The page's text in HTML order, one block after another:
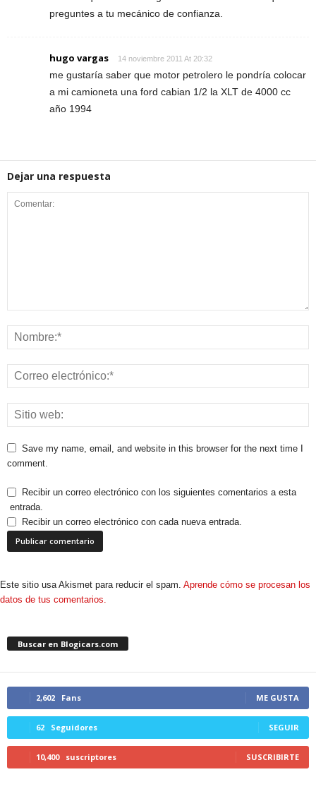
preguntes a tu mecánico de confianza.
hugo vargas 14 noviembre 2011 At 20:32
me gustaría saber que motor petrolero le pondría colocar
a mi camioneta una ford cabian 1/2 la XLT de 4000 cc
año 1994
Dejar una respuesta
Save my name, email, and website in this browser for the next time I
comment.
Recibir un correo electrónico con los siguientes comentarios a esta
entrada.
Recibir un correo electrónico con cada nueva entrada.
Este sitio usa Akismet para reducir el spam. Aprende cómo se procesan los
datos de tus comentarios.
Buscar en Blogicars.com
2,602 Fans ME GUSTA
62 Seguidores SEGUIR
10,400 suscriptores SUSCRIBIRTE